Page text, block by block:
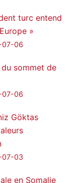
turc entend
»
07-06
sommet de
07-06
Göktas
07-03
en Somalie